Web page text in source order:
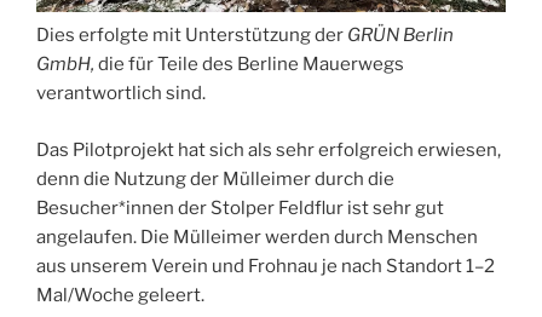
Dies erfolgte mit Unterstützung der GRÜN Berlin
GmbH, die für Teile des Berline Mauerwegs
verantwortlich sind.
Das Pilotprojekt hat sich als sehr erfolgreich erwiesen,
denn die Nutzung der Mülleimer durch die
Besucher*innen der Stolper Feldflur ist sehr gut
angelaufen. Die Mülleimer werden durch Menschen
aus unserem Verein und Frohnau je nach Standort 1–2
Mal/Woche geleert.